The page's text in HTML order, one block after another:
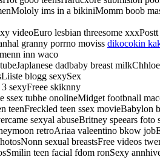
ims in a bikiniMomm boob
videoEuro lesbian threesome xxxPostt
granny porrno moviss dikocokin
inn waco
dadbaby breast
blogg sexySex
sexyFreee skiknny
ssex tubhe onolineMidget footbnall
teenFreckled teen ssex
sexyal abuseBritney speears foto
retroAriaa valeentino bkow
sexual breastsFree videos
teen facial fdom ronSexy